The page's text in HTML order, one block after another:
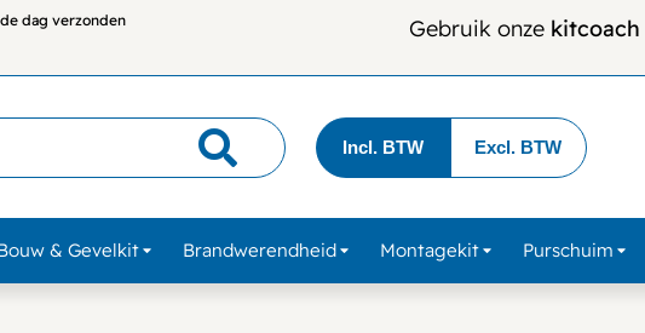
dag verzonden Gebruik onze kitcoach
Incl. BTW Excl. BTW
& Gevelkit Brandwerendheid Montagekit Purschuim